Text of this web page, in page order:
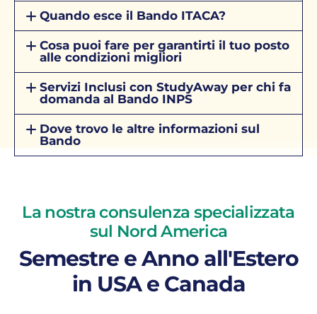
Quando esce il Bando ITACA?
Cosa puoi fare per garantirti il tuo posto
alle condizioni migliori
Servizi Inclusi con StudyAway per chi fa
domanda al Bando INPS
Dove trovo le altre informazioni sul
Bando
La nostra consulenza specializzata
sul Nord America
Semestre e Anno all'Estero
in USA e Canada